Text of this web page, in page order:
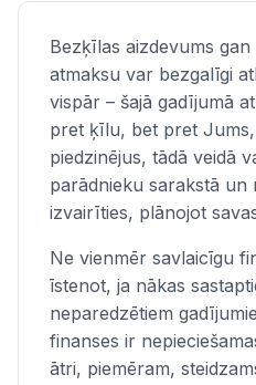
Bezķīlas aizdevums
atmaksu var bezgalīgi
vispār – šajā gadījumā
pret ķīlu, bet pret
piedzinējus, tādā veidā
parādnieku sarakstā un
izvairīties, plānojot
Ne vienmēr savlaicīgu
īstenot, ja nākas
neparedzētiem
finanses ir
ātri, piemēram,